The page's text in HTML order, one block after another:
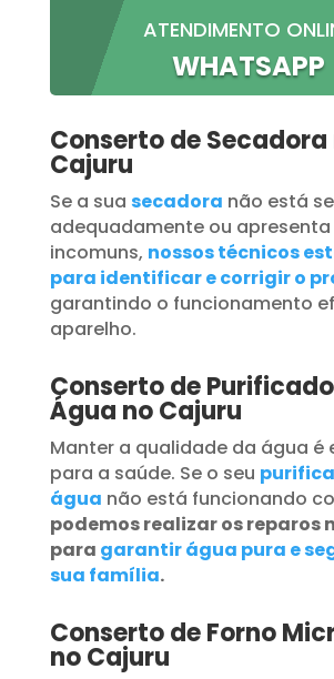
ATENDIMENTO
WHATSAPP
Conserto de Secadora
Cajuru
Se a sua secadora não está
adequadamente ou
incomuns, nossos técnicos
para identificar e corrigir o
garantindo o funcionamento
aparelho.
Conserto de
Água no Cajuru
Manter a qualidade da água é
para a saúde. Se o seu
água não está funcionando
podemos realizar os reparos
para garantir água pura e
sua família.
Conserto de Forno
no Cajuru